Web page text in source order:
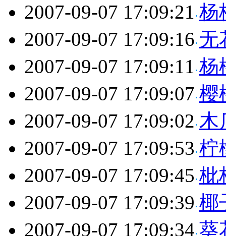
2007-09-07 17:09:21 杨
2007-09-07 17:09:16 无
2007-09-07 17:09:11 杨
2007-09-07 17:09:07 樱
2007-09-07 17:09:02 木
2007-09-07 17:09:53 柠
2007-09-07 17:09:45 枇
2007-09-07 17:09:39 椰
2007-09-07 17:09:34 葵